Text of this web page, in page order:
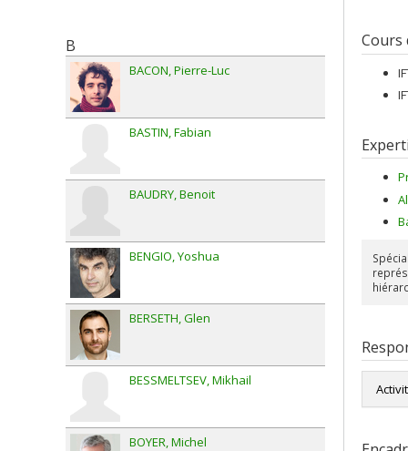
Cours
B
BACON Pierre-Luc
BASTIN Fabian
BAUDRY Benoit
BENGIO Yoshua
BERSETH Glen
BESSMELTSEV Mikhail
BOYER Michel